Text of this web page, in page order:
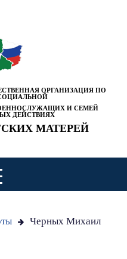
ОРГАНИЗАЦИЯ ПО
И СЕМЕЙ
ДЕЙСТВИЯХ
МАТЕРЕЙ
Черных Михаил